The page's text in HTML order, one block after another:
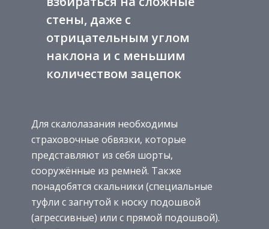
стены, даже с
отрицательным углом
наклона и с меньшим
количеством зацепок
Для скалолазания необходимы
страховочные обвязки, которые
представляют из себя шорты,
сооружённые из ремней. Также
понадобятся скальники (специальные
туфли с загнутой к носку подошвой
(агрессивные) или с прямой подошвой).